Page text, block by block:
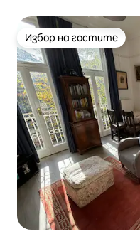
Избор на гостите
Избор на гостите